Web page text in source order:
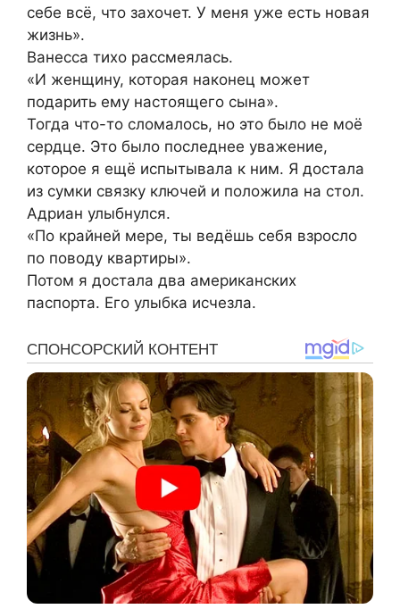
себе всё, что захочет. У меня уже есть новая
жизнь».
Ванесса тихо рассмеялась.
«И женщину, которая наконец может
подарить ему настоящего сына».
Тогда что-то сломалось, но это было не моё
сердце. Это было последнее уважение,
которое я ещё испытывала к ним. Я достала
из сумки связку ключей и положила на стол.
Адриан улыбнулся.
«По крайней мере, ты ведёшь себя взросло
по поводу квартиры».
Потом я достала два американских
паспорта. Его улыбка исчезла.